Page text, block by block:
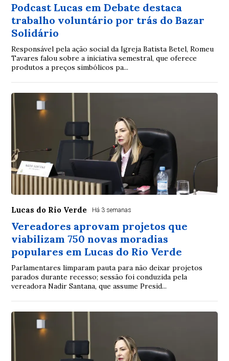
Podcast Lucas em Debate destaca
trabalho voluntário por trás do Bazar
Solidário
Responsável pela ação social da Igreja Batista Betel, Romeu
Tavares falou sobre a iniciativa semestral, que oferece
produtos a preços simbólicos pa...
Lucas do Rio Verde Há 3 semanas
Vereadores aprovam projetos que
viabilizam 750 novas moradias
populares em Lucas do Rio Verde
Parlamentares limparam pauta para não deixar projetos
parados durante recesso; sessão foi conduzida pela
vereadora Nadir Santana, que assume Presid...